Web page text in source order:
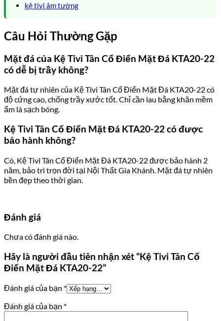
kệ tivi âm tường
Câu Hỏi Thường Gặp
Mặt đá của Kệ Tivi Tân Cổ Điển Mặt Đá KTA20-22
có dễ bị trầy không?
Mặt đá tự nhiên của Kệ Tivi Tân Cổ Điển Mặt Đá KTA20-22 có
độ cứng cao, chống trầy xước tốt. Chỉ cần lau bằng khăn mềm
ẩm là sạch bóng.
Kệ Tivi Tân Cổ Điển Mặt Đá KTA20-22 có được
bảo hành không?
Có, Kệ Tivi Tân Cổ Điển Mặt Đá KTA20-22 được bảo hành 2
năm, bảo trì trọn đời tại Nội Thất Gia Khánh. Mặt đá tự nhiên
bền đẹp theo thời gian.
Đánh giá
Chưa có đánh giá nào.
Hãy là người đầu tiên nhận xét “Kệ Tivi Tân Cổ
Điển Mặt Đá KTA20-22”
Đánh giá của bạn *
Đánh giá của bạn *